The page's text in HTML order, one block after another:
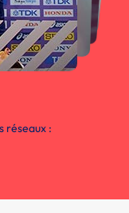
réseaux :